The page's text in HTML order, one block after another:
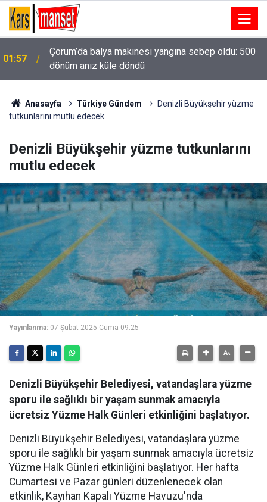
01:27 Kayserispor Başkanı Ali Çamlı: "Mutluluk yaşıyoruz"
Anasayfa Türkiye Gündem
Denizli Büyükşehir yüzme
tutkunlarını mutlu edecek
Denizli Büyükşehir yüzme tutkunlarını
mutlu edecek
Yayınlanma: 07 Şubat 2025 Cuma 09:25
Denizli Büyükşehir Belediyesi, vatandaşlara yüzme
sporu ile sağlıklı bir yaşam sunmak amacıyla
ücretsiz Yüzme Halk Günleri etkinliğini başlatıyor.
Denizli Büyükşehir Belediyesi, vatandaşlara yüzme
sporu ile sağlıklı bir yaşam sunmak amacıyla ücretsiz
Yüzme Halk Günleri etkinliğini başlatıyor. Her hafta
Cumartesi ve Pazar günleri düzenlenecek olan
etkinlik, Kayıhan Kapalı Yüzme Havuzu'nda